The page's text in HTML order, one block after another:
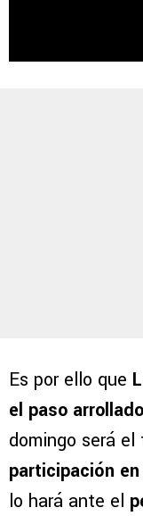
Es por ello que
el paso
domingo será
participación
lo hará ante el